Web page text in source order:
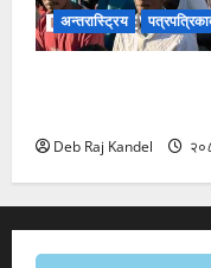
अन्तरास्ट्रिय
Deb Raj Kandel